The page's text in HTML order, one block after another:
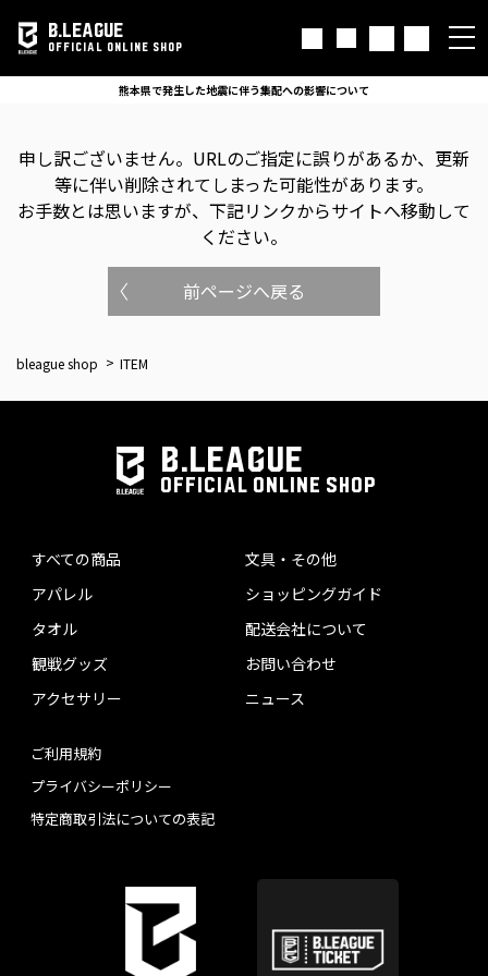
B.LEAGUE
OFFICIAL ONLINE SHOP
熊本県で発生した地震に伴う集配への影響について
申し訳ございません。 URLのご指定に誤りがあるか、更新
等に伴い削除されてしまった可能性があります。
お手数とは思いますが、下記リンクからサイトへ移動して
ください。
前ページへ戻る
bleague shop ITEM
B.LEAGUE
OFFICIAL ONLINE SHOP
すべての商品
アパレル
タオル
観戦グッズ
アクセサリー
文具・その他
ショッピングガイド
配送会社について
お問い合わせ
ニュース
ご利用規約
プライバシーポリシー
特定商取引法についての表記